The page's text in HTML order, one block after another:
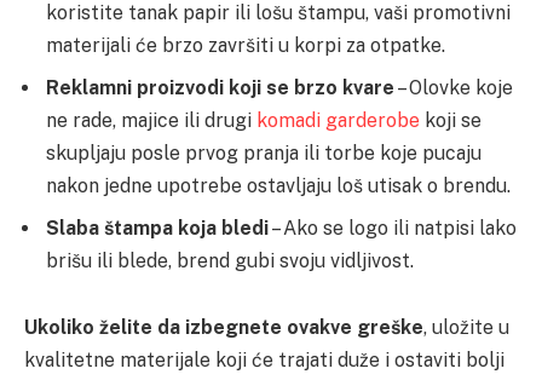
koristite tanak papir ili lošu štampu, vaši promotivni
materijali će brzo završiti u korpi za otpatke.
Reklamni proizvodi koji se brzo kvare – Olovke koje
ne rade, majice ili drugi komadi garderobe koji se
skupljaju posle prvog pranja ili torbe koje pucaju
nakon jedne upotrebe ostavljaju loš utisak o brendu.
Slaba štampa koja bledi– Ako se logo ili natpisi lako
brišu ili blede, brend gubi svoju vidljivost.
Ukoliko želite da izbegnete ovakve greške, uložite u
kvalitetne materijale koji će trajati duže i ostaviti bolji